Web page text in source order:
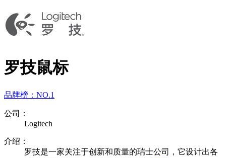
罗技鼠标
品牌榜： NO.1
公司：
Logitech
介绍：
罗技是一家关注于创新和质量的瑞士公司，它设计出各